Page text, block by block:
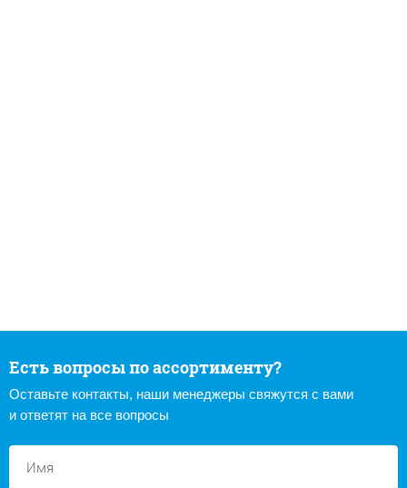
Есть вопросы по ассортименту?
Оставьте контакты, наши менеджеры свяжутся с вами
и ответят на все вопросы